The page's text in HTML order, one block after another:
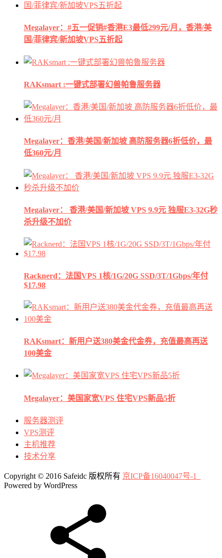
Megalayer：#五一促销#香港E3最低299元/月，香港/美
国/菲律宾/新加坡VPS五折起
RAKsmart :一键式部署幻兽帕鲁服务器
Megalayer：香港/美国/新加坡 高防服务器6折低价，最
低360元/月
Megalayer： 香港/美国/新加坡 VPS 9.9元 独服E3-32G秒
杀升级不加价
Racknerd：法国VPS 1核/1G/20G SSD/3T/1Gbps/年付
$17.98
RAKsmart：新用户送380美金代金券，充值最高再送
100美金
Megalayer：美国家宽VPS 住宅VPS新品5折
服务器测评
VPS测评
主机推荐
技术分享
Copyright © 2016 Safeidc 版权所有 京ICP备16040047号-1
Powered by WordPress